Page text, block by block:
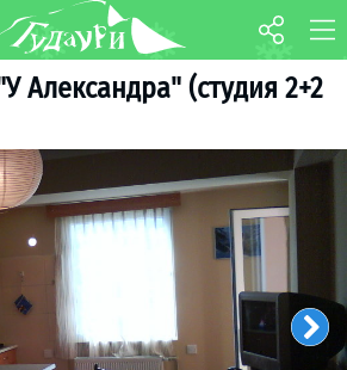
Александра" (студия 2+2
КАРТА
ТРАНСФЕР